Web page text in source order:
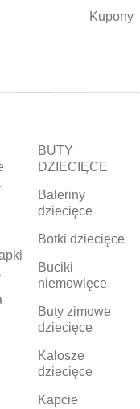
Kupony
BUTY
DZIECIĘCE
Baleriny
dziecięce
Botki dziecięce
Buciki
niemowlęce
Buty zimowe
dziecięce
Kalosze
dziecięce
Kapcie